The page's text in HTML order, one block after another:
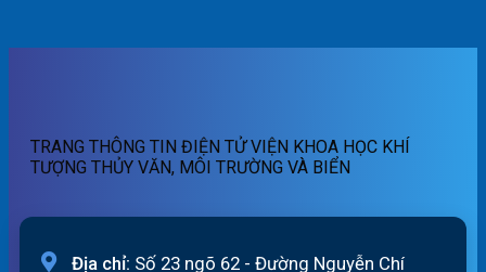
07/8/2026
19h
lũ
cảnh
ngày
06/8/2026
TRANG THÔNG TIN ĐIỆN TỬ VIỆN KHOA HỌC KHÍ
TƯỢNG THỦY VĂN, MÔI TRƯỜNG VÀ BIỂN
Địa chỉ: Số 23 ngõ 62 - Đường Nguyễn Chí